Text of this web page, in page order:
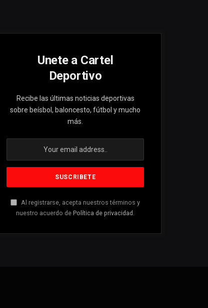
Unete a Cartel
Deportivo
Recibe las últimas noticias deportivas
sobre beísbol, baloncesto, fútbol y mucho
más.
Al registrarse, acepta nuestros términos y
nuestro acuerdo dePolítica de privacidad